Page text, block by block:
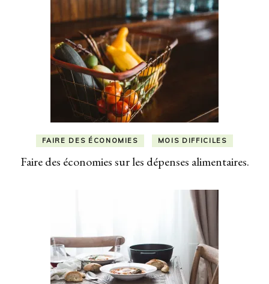
FAIRE DES ÉCONOMIES MOIS DIFFICILES
Faire des économies sur les dépenses alimentaires.